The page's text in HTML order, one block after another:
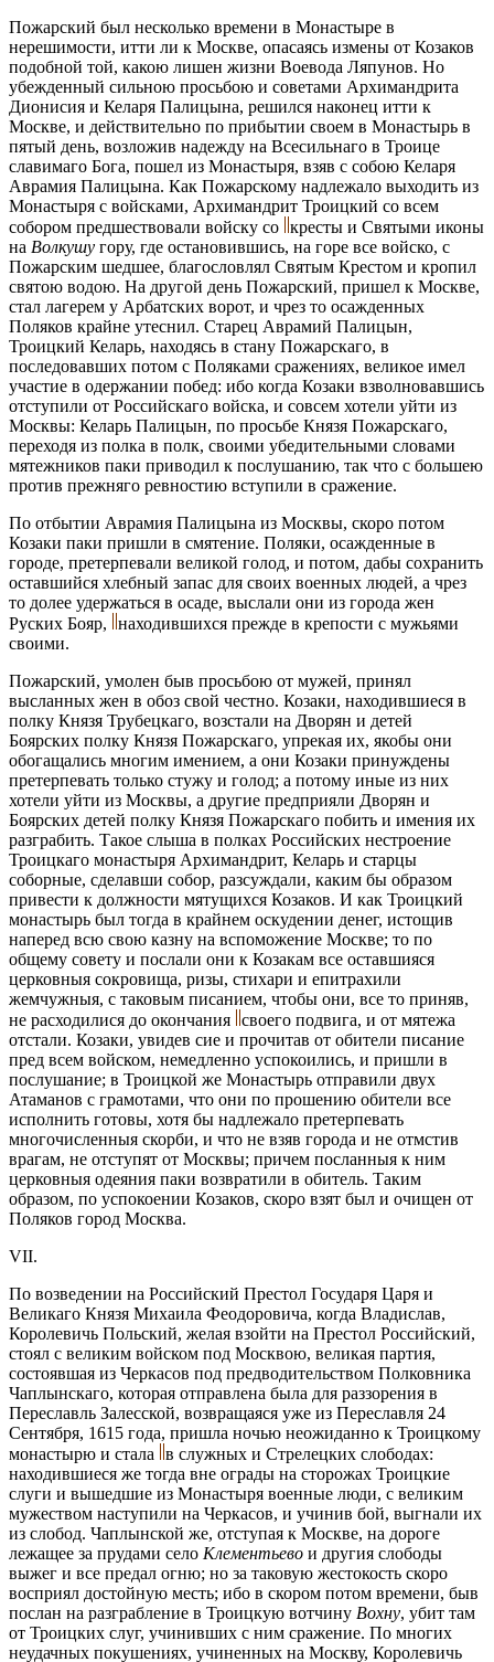
Пожарский был несколько времени в Монастыре в
нерешимости, итти ли к Москве, опасаясь измены от Козаков
подобной той, какою лишен жизни Воевода Ляпунов. Но
убежденный сильною просьбою и советами Архимандрита
Дионисия и Келаря Палицына, решился наконец итти к
Москве, и действительно по прибытии своем в Монастырь в
пятый день, возложив надежду на Всесильнаго в Троице
славимаго Бога, пошел из Монастыря, взяв с собою Келаря
Аврамия Палицына. Как Пожарскому надлежало выходить из
Монастыря с войсками, Архимандрит Троицкий со всем
собором предшествовали войску со кресты и Святыми иконы
на Волкушу гору, где остановившись, на горе все войско, с
Пожарским шедшее, благословлял Святым Крестом и кропил
святою водою. На другой день Пожарский, пришел к Москве,
стал лагерем у Арбатских ворот, и чрез то осажденных
Поляков крайне утеснил. Старец Аврамий Палицын,
Троицкий Келарь, находясь в стану Пожарскаго, в
последовавших потом с Поляками сражениях, великое имел
участие в одержании побед: ибо когда Козаки взволновавшись
отступили от Российскаго войска, и совсем хотели уйти из
Москвы: Келарь Палицын, по просьбе Князя Пожарскаго,
переходя из полка в полк, своими убедительными словами
мятежников паки приводил к послушанию, так что с большею
против прежняго ревностию вступили в сражение.
По отбытии Аврамия Палицына из Москвы, скоро потом
Козаки паки пришли в смятение. Поляки, осажденные в
городе, претерпевали великой голод, и потом, дабы сохранить
оставшийся хлебный запас для своих военных людей, а чрез
то долее удержаться в осаде, выслали они из города жен
Руских Бояр,
находившихся прежде в крепости с мужьями
своими.
Пожарский, умолен быв просьбою от мужей, принял
высланных жен в обоз свой честно. Козаки, находившиеся в
полку Князя Трубецкаго, возстали на Дворян и детей
Боярских полку Князя Пожарскаго, упрекая их, якобы они
обогащались многим имением, а они Козаки принуждены
претерпевать только стужу и голод; а потому иные из них
хотели уйти из Москвы, а другие предприяли Дворян и
Боярских детей полку Князя Пожарскаго побить и имения их
разграбить. Такое слыша в полках Российских нестроение
Троицкаго монастыря Архимандрит, Келарь и старцы
соборные, сделавши собор, разсуждали, каким бы образом
привести к должности мятущихся Козаков. И как Троицкий
монастырь был тогда в крайнем оскудении денег, истощив
наперед всю свою казну на вспоможение Москве; то по
общему совету и послали они к Козакам все оставшияся
церковныя сокровища, ризы, стихари и епитрахили
жемчужныя, с таковым писанием, чтобы они, все то приняв,
не расходилися до окончания своего подвига, и от мятежа
отстали. Козаки, увидев сие и прочитав от обители писание
пред всем войском, немедленно успокоились, и пришли в
послушание; в Троицкой же Монастырь отправили двух
Атаманов с грамотами, что они по прошению обители все
исполнить готовы, хотя бы надлежало претерпевать
многочисленныя скорби, и что не взяв города и не отмстив
врагам, не отступят от Москвы; причем посланныя к ним
церковныя одеяния паки возвратили в обитель. Таким
образом, по успокоении Козаков, скоро взят был и очищен от
Поляков город Москва.
VII.
По возведении на Российский Престол Государя Царя и
Великаго Князя Михаила Феодоровича, когда Владислав,
Королевичь Польский, желая взойти на Престол Российский,
стоял с великим войском под Москвою, великая партия,
состоявшая из Черкасов под предводительством Полковника
Чаплынскаго, которая отправлена была для раззорения в
Переславль Залесской, возвращаяся уже из Переславля 24
Сентября, 1615 года, пришла ночью неожиданно к Троицкому
монастырю и стала
в служных и Стрелецких слободах:
находившиеся же тогда вне ограды на сторожах Троицкие
слуги и вышедшие из Монастыря военные люди, с великим
мужеством наступили на Черкасов, и учинив бой, выгнали их
из слобод. Чаплынской же, отступая к Москве, на дороге
лежащее за прудами село Клементьево и другия слободы
выжег и все предал огню; но за таковую жестокость скоро
восприял достойную месть; ибо в скором потом времени, быв
послан на разграбление в Троицкую вотчину Вохну, убит там
от Троицких слуг, учинивших с ним сражение. По многих
неудачных покушениях, учиненных на Москву, Королевичь